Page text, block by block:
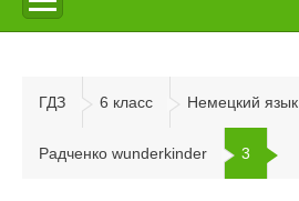
ГДЗ 6 класс Немецкий язык
Радченко wunderkinder 3